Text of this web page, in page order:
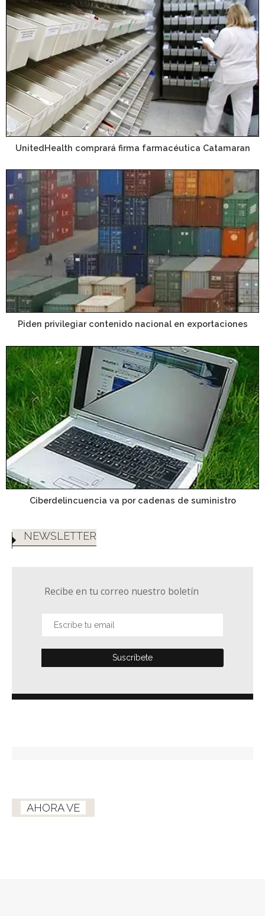
UnitedHealth comprará firma farmacéutica Catamaran
Piden privilegiar contenido nacional en exportaciones
Ciberdelincuencia va por cadenas de suministro
NEWSLETTER
Recibe en tu correo nuestro boletín
AHORA VE